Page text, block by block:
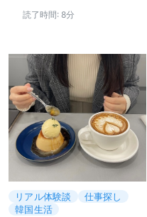
読了時間: 8分
リアル体験談
仕事探し
韓国生活